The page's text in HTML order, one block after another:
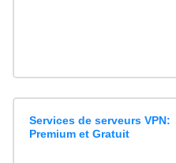
Services de serveurs VPN:
Premium et Gratuit